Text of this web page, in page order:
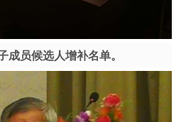
员候选人增补名单。